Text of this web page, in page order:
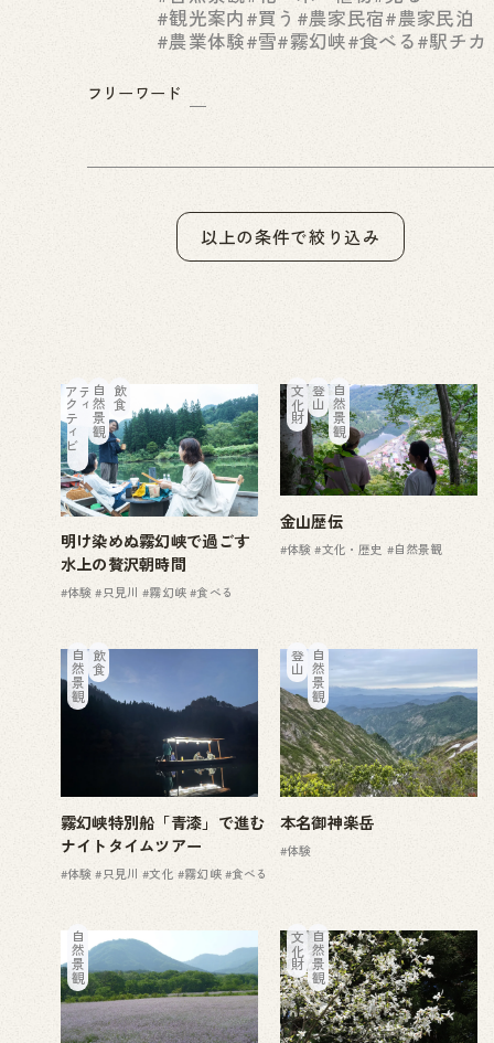
#観光案内#買う #農家民宿#農家民泊
#農業体験#雪#霧幻峡#食べる#駅チカ
フリーワード
以上の条件で絞り込み
明け染めぬ霧幻峡で過ごす
水上の贅沢朝時間
ア
ク
テ
ィ
ビ
ティ自然景観 飲食
#体験 #只見川 #霧幻峡 #食べる
金山歴伝
文化財 登山 自然景観
#体験 #文化・歴史 #自然景観
霧幻峡特別船「青漆」で進む
ナイトタイムツアー
自然景観 飲食
#体験 #只見川 #文化 #霧幻峡 #食べる
本名御神楽岳
登山 自然景観
#体験
自然景観 文化財自然景観